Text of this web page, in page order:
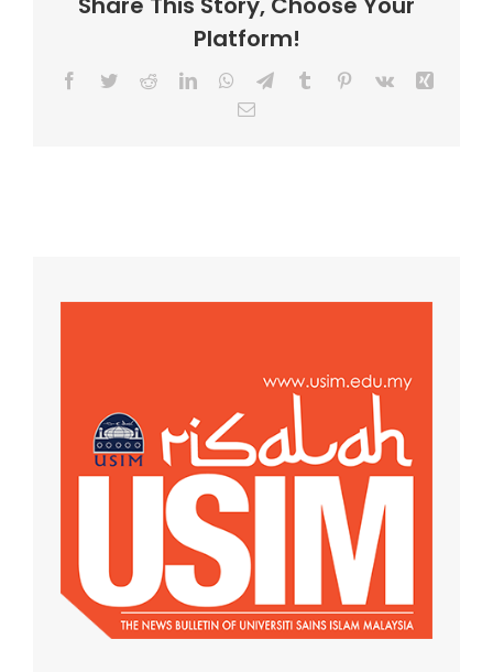
Platform!
Facebook
TwitterRedditLinkedInWhatsApp
TelegramTumblr Pinterest
Vk
Email